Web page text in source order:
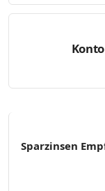
Sparzinsen